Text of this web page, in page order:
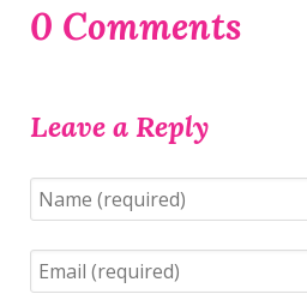
0 Comments
Leave a Reply